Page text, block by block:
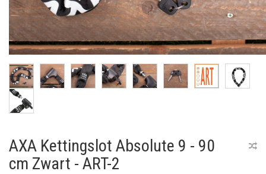
AXA Kettingslot Absolute 9 - 90
cm Zwart - ART-2